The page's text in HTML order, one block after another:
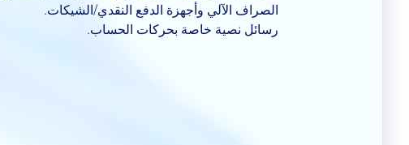
الصراف الآلي وأجهزة الدفع النقدي/الشيكات.
رسائل نصية خاصة بحركات الحساب.